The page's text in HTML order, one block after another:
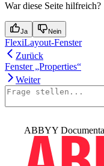
War diese Seite hilfreich?
Ja Nein
FlexiLayout-Fenster
Zurück
Fenster „Properties“
Weiter
ABBYY